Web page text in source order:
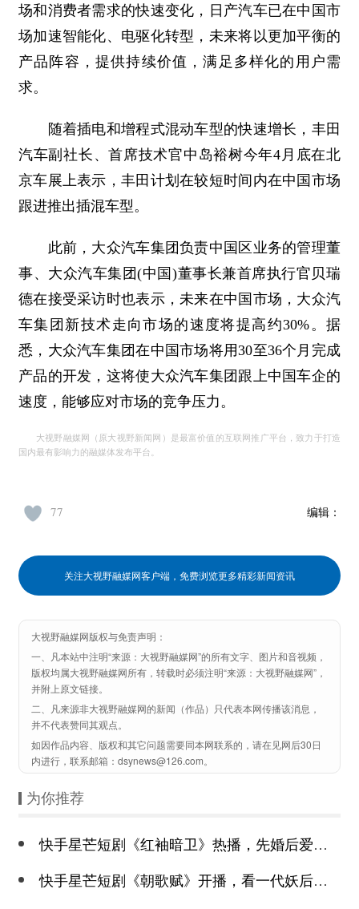
场和消费者需求的快速变化，日产汽车已在中国市
场加速智能化、电驱化转型，未来将以更加平衡的
产品阵容，提供持续价值，满足多样化的用户需
求。
随着插电和增程式混动车型的快速增长，丰田
汽车副社长、首席技术官中岛裕树今年4月底在北
京车展上表示，丰田计划在较短时间内在中国市场
跟进推出插混车型。
此前，大众汽车集团负责中国区业务的管理董
事、大众汽车集团(中国)董事长兼首席执行官贝瑞
德在接受采访时也表示，未来在中国市场，大众汽
车集团新技术走向市场的速度将提高约30%。据
悉，大众汽车集团在中国市场将用30至36个月完成
产品的开发，这将使大众汽车集团跟上中国车企的
速度，能够应对市场的竞争压力。
大视野融媒网（原大视野新闻网）是最富价值的互联网推广平台，致力于打造
国内最有影响力的融媒体发布平台。
编辑：
77
关注大视野融媒网客户端，免费浏览更多精彩新闻资讯
大视野融媒网版权与免责声明：
一、凡本站中注明“来源：大视野融媒网”的所有文字、图片和音视频，
版权均属大视野融媒网所有，转载时必须注明“来源：大视野融媒网”，
并附上原文链接。
二、凡来源非大视野融媒网的新闻（作品）只代表本网传播该消息，
并不代表赞同其观点。
如因作品内容、版权和其它问题需要同本网联系的，请在见网后30日
内进行，联系邮箱：dsynews@126.com。
为你推荐
快手星芒短剧《红袖暗卫》热播，先婚后爱诠释别样浪漫
快手星芒短剧《朝歌赋》开播，看一代妖后与心机皇上极限拉扯